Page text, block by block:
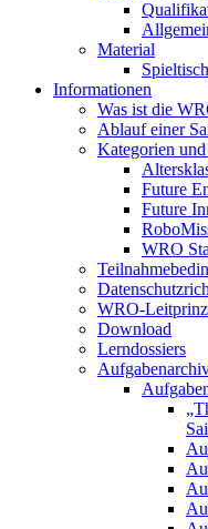
Material
Spieltisch
Informationen
Was ist die
Ablauf einer
Kategorien
Future
Future
WRO
WRO-
Download
Lerndossiers